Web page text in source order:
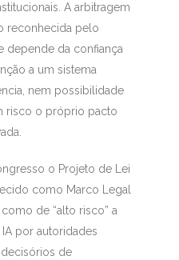
A arbitragem
reconhecida pelo
depende da confiança
a um sistema
nem possibilidade
risco o próprio pacto
o Projeto de Lei
como Marco Legal
de “alto risco” a
por autoridades
de